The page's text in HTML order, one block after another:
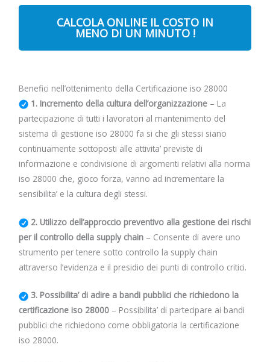
CALCOLA ONLINE IL COSTO IN
MENO DI UN MINUTO !
Benefici nell’ottenimento della Certificazione iso 28000
1. Incremento della cultura dell’organizzazione – La
partecipazione di tutti i lavoratori al mantenimento del
sistema di gestione iso 28000 fa si che gli stessi siano
continuamente sottoposti alle attivita’ previste di
informazione e condivisione di argomenti relativi alla norma
iso 28000 che, gioco forza, vanno ad incrementare la
sensibilita’ e la cultura degli stessi.
2. Utilizzo dell’approccio preventivo alla gestione dei rischi
per il controllo della supply chain – Consente di avere uno
strumento per tenere sotto controllo la supply chain
attraverso l’evidenza e il presidio dei punti di controllo critici.
3. Possibilita’ di adire a bandi pubblici che richiedono la
certificazione iso 28000 – Possibilita’ di partecipare ai bandi
pubblici che richiedono come obbligatoria la certificazione
iso 28000.